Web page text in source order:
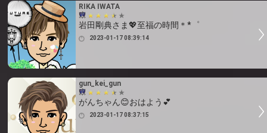
RIKA IWATA
岩田剛典さま💖至福の時間＊*゜
2023-01-17 08:39:14
gun_kei_gun
がんちゃん😊おはよう💕
2023-01-17 08:37:15